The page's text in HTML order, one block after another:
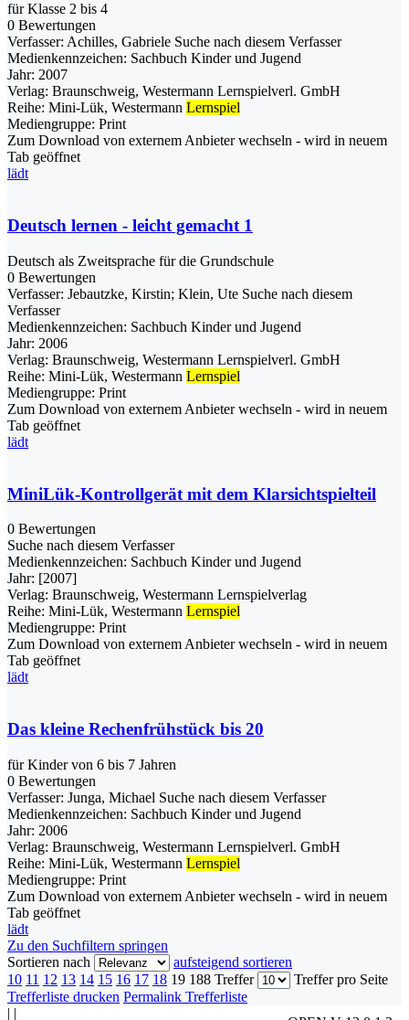
für Klasse 2 bis 4
0 Bewertungen
Verfasser: Achilles, Gabriele Suche nach diesem Verfasser
Medienkennzeichen: Sachbuch Kinder und Jugend
Jahr: 2007
Verlag: Braunschweig, Westermann Lernspielverl. GmbH
Reihe: Mini-Lük, Westermann Lernspiel
Mediengruppe: Print
Zum Download von externem Anbieter wechseln - wird in neuem
Tab geöffnet
lädt
Deutsch lernen - leicht gemacht 1
Deutsch als Zweitsprache für die Grundschule
0 Bewertungen
Verfasser: Jebautzke, Kirstin; Klein, Ute Suche nach diesem
Verfasser
Medienkennzeichen: Sachbuch Kinder und Jugend
Jahr: 2006
Verlag: Braunschweig, Westermann Lernspielverl. GmbH
Reihe: Mini-Lük, Westermann Lernspiel
Mediengruppe: Print
Zum Download von externem Anbieter wechseln - wird in neuem
Tab geöffnet
lädt
MiniLük-Kontrollgerät mit dem Klarsichtspielteil
0 Bewertungen
Suche nach diesem Verfasser
Medienkennzeichen: Sachbuch Kinder und Jugend
Jahr: [2007]
Verlag: Braunschweig, Westermann Lernspielverlag
Reihe: Mini-Lük, Westermann Lernspiel
Mediengruppe: Print
Zum Download von externem Anbieter wechseln - wird in neuem
Tab geöffnet
lädt
Das kleine Rechenfrühstück bis 20
für Kinder von 6 bis 7 Jahren
0 Bewertungen
Verfasser: Junga, Michael Suche nach diesem Verfasser
Medienkennzeichen: Sachbuch Kinder und Jugend
Jahr: 2006
Verlag: Braunschweig, Westermann Lernspielverl. GmbH
Reihe: Mini-Lük, Westermann Lernspiel
Mediengruppe: Print
Zum Download von externem Anbieter wechseln - wird in neuem
Tab geöffnet
lädt
Zu den Suchfiltern springen
Sortieren nach
aufsteigend sortieren
10 11 12 13 14 15 16 17 18 19 188 Treffer
Treffer pro Seite
Trefferliste drucken Permalink Trefferliste
| |